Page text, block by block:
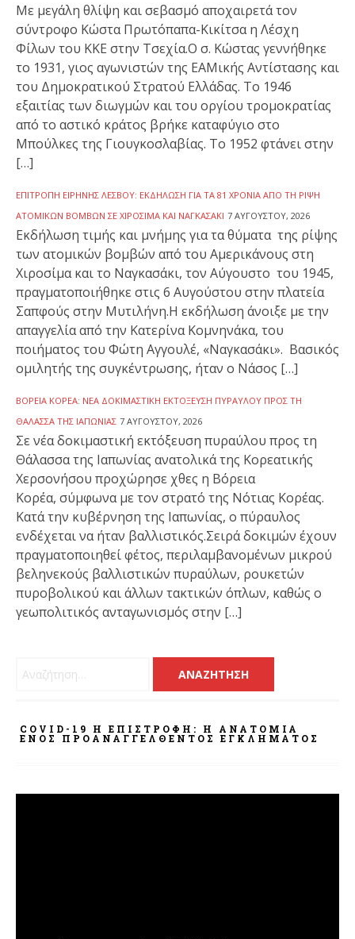
Με μεγάλη θλίψη και σεβασμό αποχαιρετά τον
σύντροφο Κώστα Πρωτόπαπα-Κικίτσα η Λέσχη
Φίλων του ΚΚΕ στην Τσεχία.Ο σ. Κώστας γεννήθηκε
το 1931, γιος αγωνιστών της ΕΑΜικής Αντίστασης και
του Δημοκρατικού Στρατού Ελλάδας. Το 1946
εξαιτίας των διωγμών και του οργίου τρομοκρατίας
από το αστικό κράτος βρήκε καταφύγιο στο
Μπούλκες της Γιουγκοσλαβίας. Το 1952 φτάνει στην
[…]
ΕΠΙΤΡΟΠΉ ΕΙΡΉΝΗΣ ΛΈΣΒΟΥ: ΕΚΔΉΛΩΣΗ ΓΙΑ ΤΑ 81 ΧΡΌΝΙΑ ΑΠΌ ΤΗ ΡΊΨΗ
ΑΤΟΜΙΚΏΝ ΒΟΜΒΏΝ ΣΕ ΧΙΡΟΣΊΜΑ ΚΑΙ ΝΑΓΚΑΣΆΚΙ 7 ΑΥΓΟΎΣΤΟΥ, 2026
Εκδήλωση τιμής και μνήμης για τα θύματα της ρίψης
των ατομικών βομβών από του Αμερικάνους στη
Χιροσίμα και το Ναγκασάκι, τον Αύγουστο του 1945,
πραγματοποιήθηκε στις 6 Αυγούστου στην πλατεία
Σαπφούς στην Μυτιλήνη.Η εκδήλωση άνοιξε με την
απαγγελία από την Κατερίνα Κομνηνάκα, του
ποιήματος του Φώτη Αγγουλέ, «Ναγκασάκι». Βασικός
ομιλητής της συγκέντρωσης, ήταν ο Νάσος […]
ΒΌΡΕΙΑ ΚΟΡΈΑ: ΝΈΑ ΔΟΚΙΜΑΣΤΙΚΉ ΕΚΤΌΞΕΥΣΗ ΠΥΡΑΎΛΟΥ ΠΡΟΣ ΤΗ
ΘΆΛΑΣΣΑ ΤΗΣ ΙΑΠΩΝΊΑΣ 7 ΑΥΓΟΎΣΤΟΥ, 2026
Σε νέα δοκιμαστική εκτόξευση πυραύλου προς τη
Θάλασσα της Ιαπωνίας ανατολικά της Κορεατικής
Χερσονήσου προχώρησε χθες η Βόρεια
Κορέα, σύμφωνα με τον στρατό της Νότιας Κορέας.
Κατά την κυβέρνηση της Ιαπωνίας, ο πύραυλος
ενδέχεται να ήταν βαλλιστικός.Σειρά δοκιμών έχουν
πραγματοποιηθεί φέτος, περιλαμβανομένων μικρού
βεληνεκούς βαλλιστικών πυραύλων, ρουκετών
πυροβολικού και άλλων τακτικών όπλων, καθώς ο
γεωπολιτικός ανταγωνισμός στην […]
Αναζήτηση για:
COVID-19 Η ΕΠΙΣΤΡΟΦΗ: Η ΑΝΑΤΟΜΊΑ
ΕΝΌΣ ΠΡΟΑΝΑΓΓΕΛΘΈΝΤΟΣ ΕΓΚΛΉΜΑΤΟΣ